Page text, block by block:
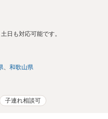
日も対応可能です。
和歌山県
子連れ相談可